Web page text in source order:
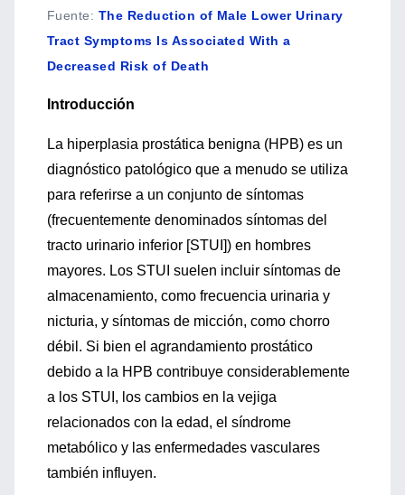
Fuente: The Reduction of Male Lower Urinary
Tract Symptoms Is Associated With a
Decreased Risk of Death
Introducción
La hiperplasia prostática benigna (HPB) es un
diagnóstico patológico que a menudo se utiliza
para referirse a un conjunto de síntomas
(frecuentemente denominados síntomas del
tracto urinario inferior [STUI]) en hombres
mayores. Los STUI suelen incluir síntomas de
almacenamiento, como frecuencia urinaria y
nicturia, y síntomas de micción, como chorro
débil. Si bien el agrandamiento prostático
debido a la HPB contribuye considerablemente
a los STUI, los cambios en la vejiga
relacionados con la edad, el síndrome
metabólico y las enfermedades vasculares
también influyen.